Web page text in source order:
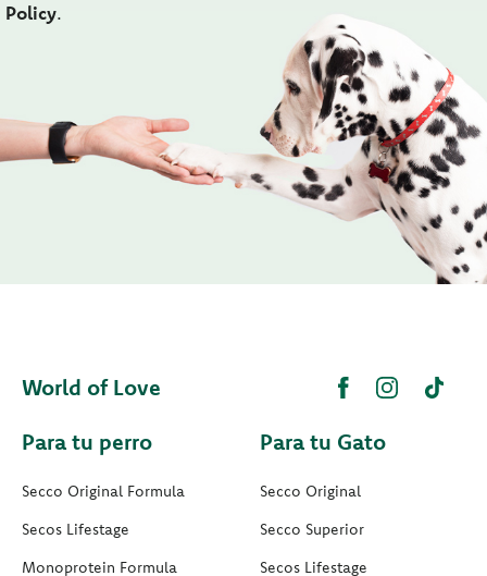
Policy.
World of Love
Para tu perro
Secco Original Formula
Secos Lifestage
Monoprotein Formula
Para tu Gato
Secco Original
Secco Superior
Secos Lifestage